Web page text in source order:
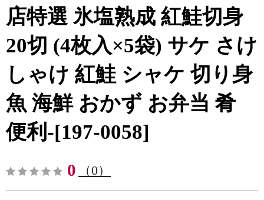
店特選 氷塩熟成 紅鮭切身
20切 (4枚入×5袋) サケ さけ
しゃけ 紅鮭 シャケ 切り身
魚 海鮮 おかず お弁当 肴
便利-[197-0058]
0 （0）